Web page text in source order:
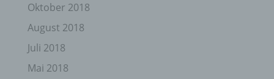
Oktober 2018
August 2018
Juli 2018
Mai 2018